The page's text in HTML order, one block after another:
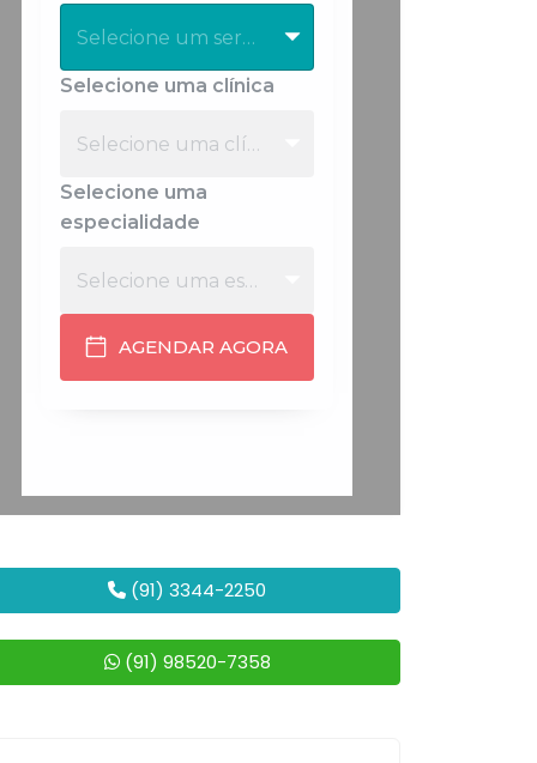
(91) 3344-2250
(91) 98520-7358